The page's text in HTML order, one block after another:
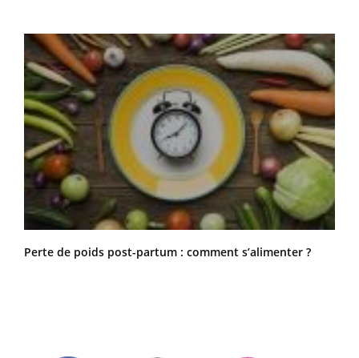
Perte de poids post-partum : comment s’alimenter ?